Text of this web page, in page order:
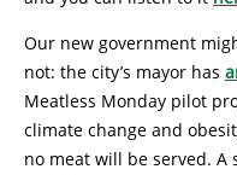
Our new government
not: the city’s mayor has
Meatless Monday pilot
climate change and
no meat will be served.